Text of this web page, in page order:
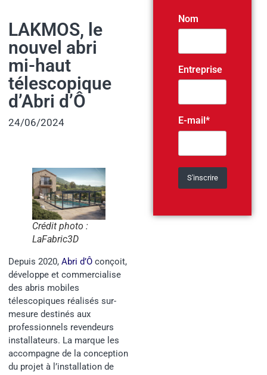
LAKMOS, le
nouvel abri
mi-haut
télescopique
d’Abri d’Ô
24/06/2024
Crédit photo :
LaFabric3D
Depuis 2020, Abri d’Ô conçoit,
développe et commercialise
des abris mobiles
télescopiques réalisés sur-
mesure destinés aux
professionnels revendeurs
installateurs. La marque les
accompagne de la conception
du projet à l’installation de
Nom
Entreprise
E-mail*